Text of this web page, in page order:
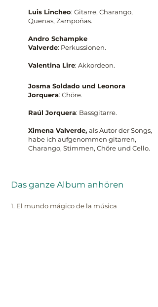
Luis Lincheo: Gitarre, Charango,
Quenas, Zampoñas.
Andro Schampke
Valverde: Perkussionen.
Valentina Lire: Akkordeon.
Josma Soldado und Leonora
Jorquera: Chöre.
Raúl Jorquera: Bassgitarre.
Ximena Valverde, als Autor der Songs,
habe ich aufgenommen gitarren,
Charango, Stimmen, Chöre und Cello.
Das ganze Album anhören
1. El mundo mágico de la música